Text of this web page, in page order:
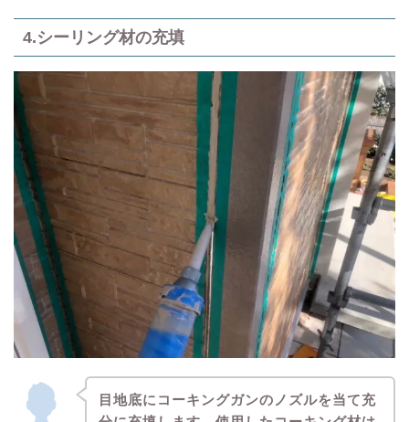
4.シーリング材の充填
目地底にコーキングガンのノズルを当て充